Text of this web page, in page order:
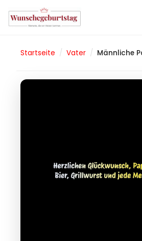
Startseite / Vater / Männliche